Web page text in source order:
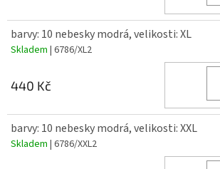
barvy: 10 nebesky modrá, velikosti: XL
Skladem | 6786/XL2
440 Kč
barvy: 10 nebesky modrá, velikosti: XXL
Skladem | 6786/XXL2